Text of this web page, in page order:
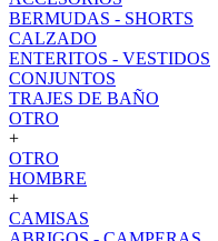
BERMUDAS - SHORTS
CALZADO
ENTERITOS - VESTIDOS
CONJUNTOS
TRAJES DE BAÑO
OTRO
+
OTRO
HOMBRE
+
CAMISAS